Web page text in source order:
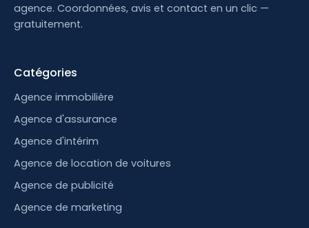
agence. Coordonnées, avis et contact en un clic —
gratuitement.
Catégories
Agence immobilière
Agence d'assurance
Agence d'intérim
Agence de location de voitures
Agence de publicité
Agence de marketing